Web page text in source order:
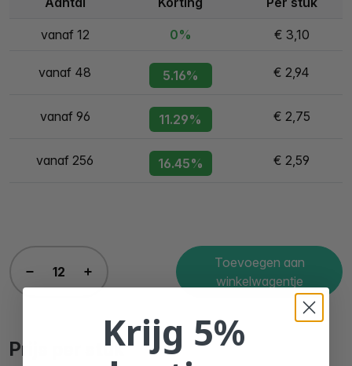
vanaf 12 0% € 3,10
vanaf 48 5.16% € 2,94
vanaf 96 11.29% € 2,75
vanaf 256 16.45% € 2,59
Toevoegen aan
winkelwagentje
Prijs per stukKrijg 5%